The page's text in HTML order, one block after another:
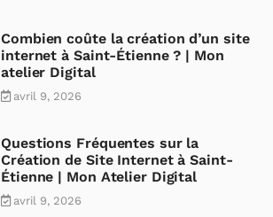
Combien coûte la création d’un site
internet à Saint-Étienne ? | Mon
atelier Digital
avril 9, 2026
Questions Fréquentes sur la
Création de Site Internet à Saint-
Étienne | Mon Atelier Digital
avril 9, 2026